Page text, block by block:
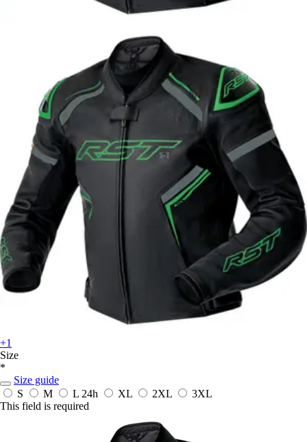
+1
Size
*
Size guide
S
M L 24h XL 2XL
3XL
This field is required